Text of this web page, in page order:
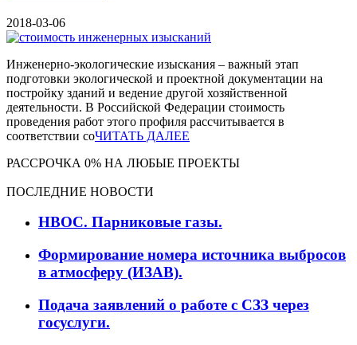
2018-03-06
Инженерно-экологические изыскания – важный этап
подготовки экологической и проектной документации на
постройку зданий и ведение другой хозяйственной
деятельности. В Российской Федерации стоимость
проведения работ этого профиля рассчитывается в
соответствии соЧИТАТЬ ДАЛЕЕ
РАССРОЧКА 0% НА ЛЮБЫЕ ПРОЕКТЫ
ПОСЛЕДНИЕ НОВОСТИ
НВОС. Парниковые газы.
Формирование номера источника выбросов
в атмосферу (ИЗАВ).
Подача заявлений о работе с СЗЗ через
госуслуги.